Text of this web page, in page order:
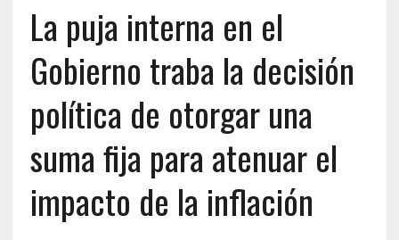
La puja interna en el
Gobierno traba la decisión
política de otorgar una
suma fija para atenuar el
impacto de la inflación